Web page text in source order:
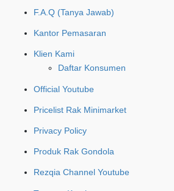
F.A.Q (Tanya Jawab)
Kantor Pemasaran
Klien Kami
Daftar Konsumen
Official Youtube
Pricelist Rak Minimarket
Privacy Policy
Produk Rak Gondola
Rezqia Channel Youtube